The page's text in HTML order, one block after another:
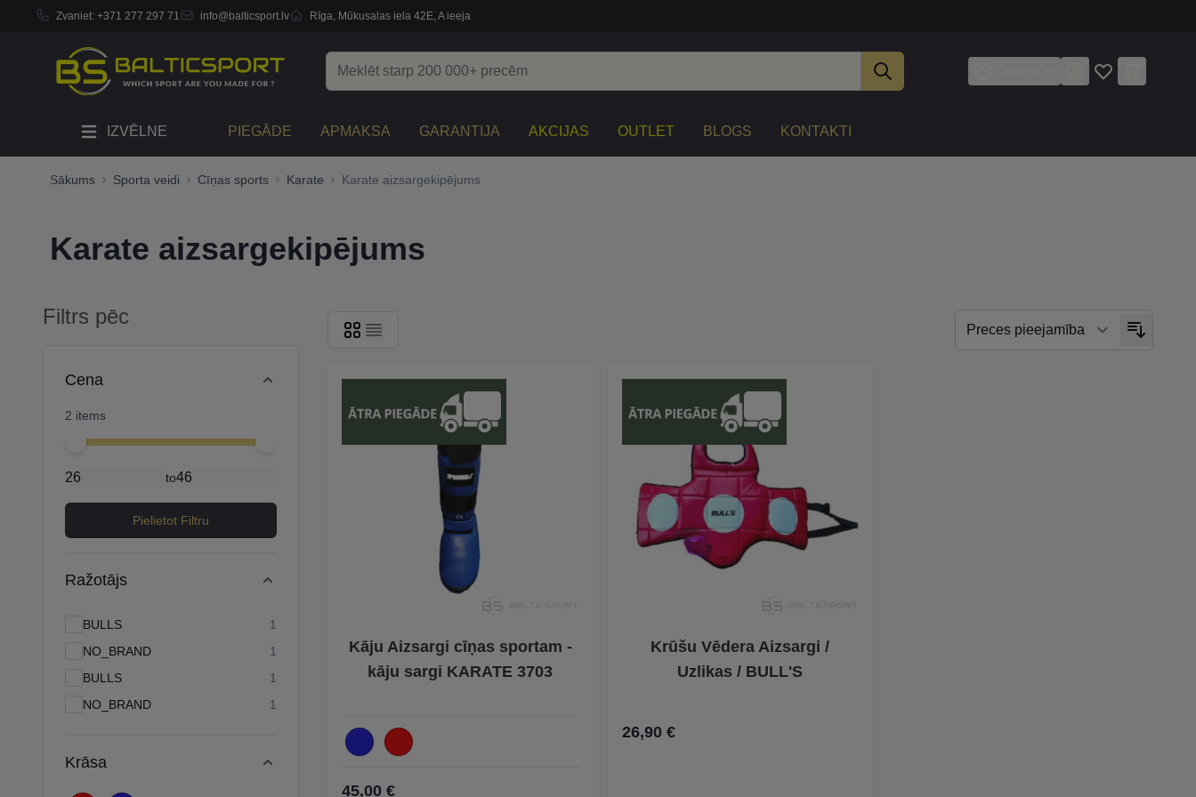
Zvaniet: +371 277 297 71 info@balticsport.lv Rīga, Mūkusalas iela 42E, A ieeja
IZVĒLNE PIEGĀDE APMAKSA GARANTIJA AKCIJAS OUTLET BLOGS KONTAKTI
Sākums Sporta veidi Cīņas sports Karate Karate aizsargekipējums
Karate aizsargekipējums
Filtrs pēc
Cena
2 items
Minimal price
Maximum price
to
Pielietot Filtru
Ražotājs
BULLS 1
NO_BRAND
1
products available
BULLS
1
products available
NO_BRAND
1
Krāsa
Kāju Aizsargi cīņas sportam -
kāju sargi KARATE 3703
45,00 €
Krūšu Vēdera Aizsargi /
Uzlikas / BULL'S
26,90 €